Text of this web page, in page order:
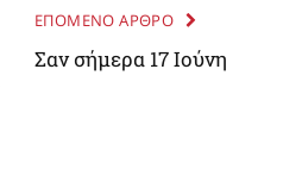
ΕΠΟΜΕΝΟ ΑΡΘΡΟ
Σαν σήμερα 17 Ιούνη